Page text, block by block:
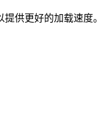
供更好的加载速度。